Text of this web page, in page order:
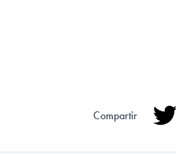
Compartir